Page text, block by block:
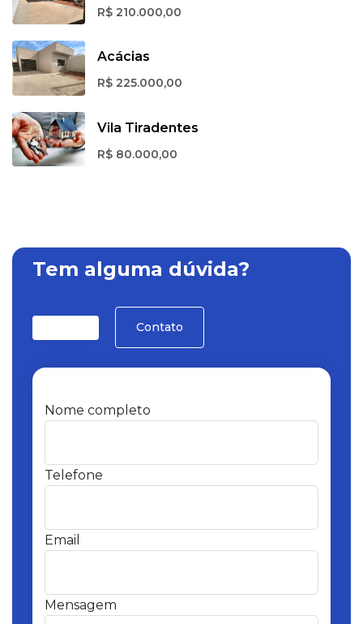
R$ 210.000,00
Acácias
R$ 225.000,00
Vila Tiradentes
R$ 80.000,00
Tem alguma dúvida?
Contato
Nome completo
Telefone
Email
Mensagem